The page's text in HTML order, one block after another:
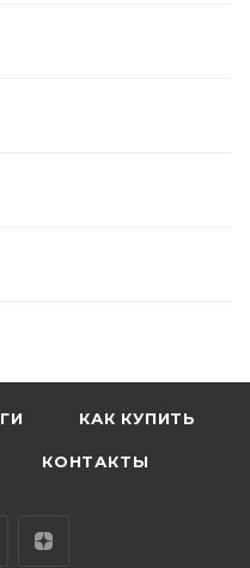
КАК КУПИТЬ
КОНТАКТЫ